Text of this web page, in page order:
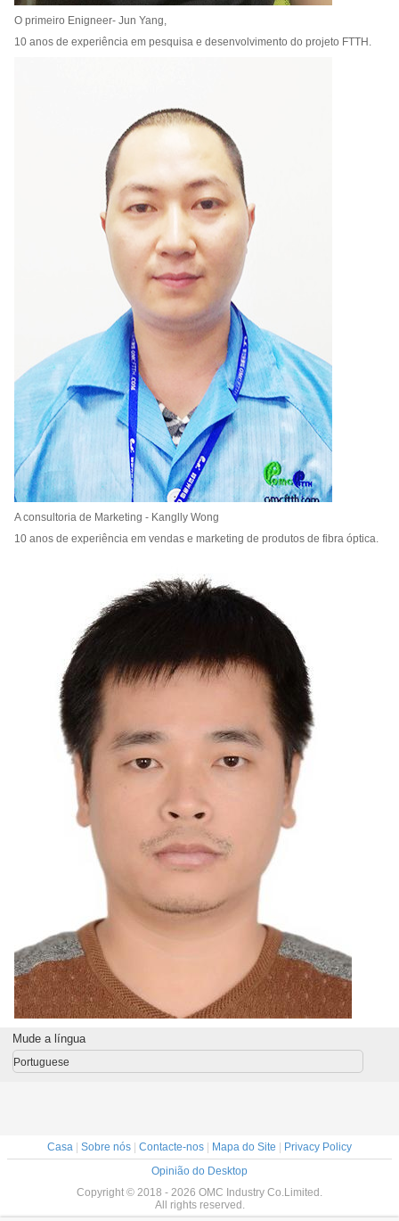
O primeiro Enigneer- Jun Yang,
10 anos de experiência em pesquisa e desenvolvimento do projeto FTTH.
A consultoria de Marketing - Kanglly Wong
10 anos de experiência em vendas e marketing de produtos de fibra óptica.
Mude a língua
Portuguese
Casa Sobre nós Contacte-nos Mapa do Site
Privacy Policy
Opinião do Desktop
Copyright © 2018 - 2026 OMC Industry Co.Limited.
All rights reserved.